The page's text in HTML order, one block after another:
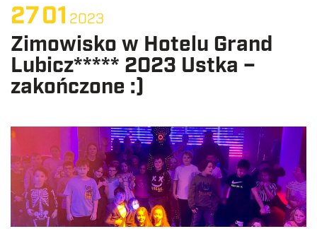
2701 2023
Zimowisko w Hotelu Grand
Lubicz***** 2023 Ustka –
zakończone :)